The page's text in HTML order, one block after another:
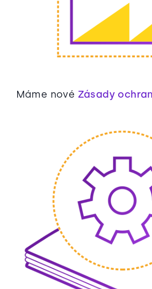
Máme nové Zásady